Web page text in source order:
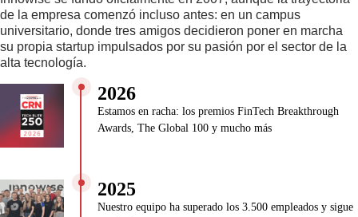
de la empresa comenzó incluso antes: en un campus
universitario, donde tres amigos decidieron poner en marcha
su propia startup impulsados por su pasión por el sector de la
alta tecnología.
2026
Estamos en racha: los premios FinTech Breakthrough
Awards, The Global 100 y mucho más
2025
Nuestro equipo ha superado los 3.500 empleados y sigue